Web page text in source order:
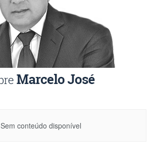
Sem conteúdo disponível